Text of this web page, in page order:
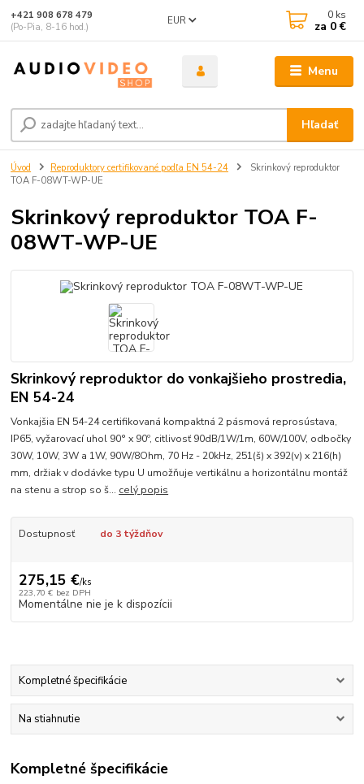
Menu
EUR
Hľadať
+421 908 678 479
(Po-Pia, 8-16 hod.)
0 ks
za 0 €
Úvod Reproduktory certifikované podľa EN 54-24
Skrinkový reproduktor
TOA F-08WT-WP-UE
Skrinkový reproduktor TOA F-
08WT-WP-UE
Skrinkový reproduktor do vonkajšieho prostredia,
EN 54-24
Vonkajšia EN 54-24 certifikovaná kompaktná 2 pásmová reprosústava,
IP65, vyžarovací uhol 90° x 90º, citlivosť 90dB/1W/1m, 60W/100V, odbočky
30W, 10W, 3W a 1W, 90W/8Ohm, 70 Hz - 20kHz, 251(š) x 392(v) x 216(h)
mm, držiak v dodávke typu U umožňuje vertikálnu a horizontálnu montáž
na stenu a strop so š... celý popis
Dostupnosť do 3 týždňov
275,15 €/ks
223,70 € bez DPH
Momentálne nie je k dispozícii
Kompletné špecifikácie
Na stiahnutie
Kompletné špecifikácie